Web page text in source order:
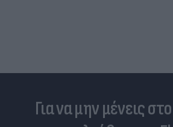
Για να μην μένεις